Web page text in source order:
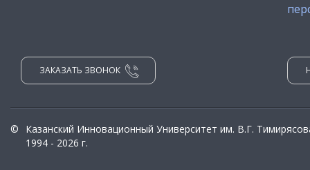
ЗАКАЗАТЬ ЗВОНОК
©
Казанский Инновационный Университет им. В.Г.
1994 - 2026 г.